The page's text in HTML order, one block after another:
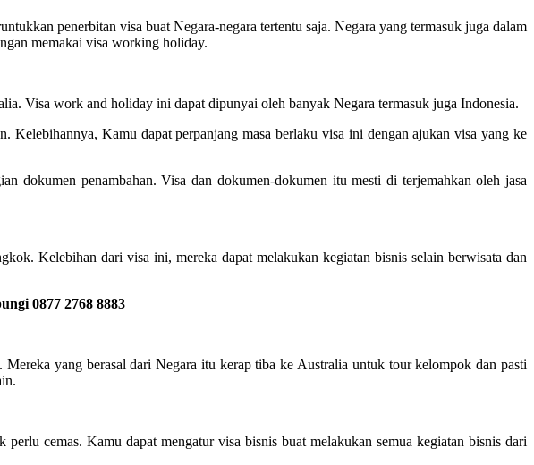
penerbitan visa buat Negara-negara tertentu saja. Negara yang termasuk juga dalam
memakai visa working holiday.
Visa work and holiday ini dapat dipunyai oleh banyak Negara termasuk juga Indonesia.
Kamu dapat perpanjang masa berlaku visa ini dengan ajukan visa yang ke
dokumen penambahan. Visa dan dokumen-dokumen itu mesti di terjemahkan oleh jasa
Kelebihan dari visa ini, mereka dapat melakukan kegiatan bisnis selain berwisata dan
0877 2768 8883
yang berasal dari Negara itu kerap tiba ke Australia untuk tour kelompok dan pasti
cemas. Kamu dapat mengatur visa bisnis buat melakukan semua kegiatan bisnis dari